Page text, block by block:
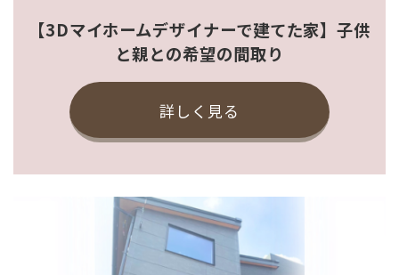
【3Dマイホームデザイナーで建てた家】子供
と親との希望の間取り
詳しく見る